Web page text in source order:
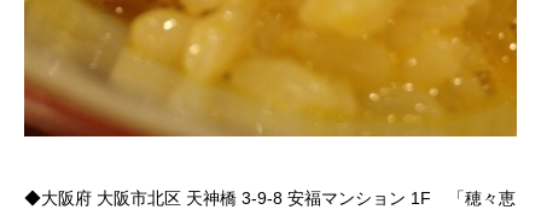
◆大阪府 大阪市北区 天神橋 3-9-8 安福マンション 1F 「穂々恵